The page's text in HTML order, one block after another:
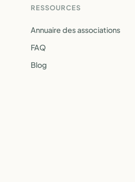
RESSOURCES
Annuaire des associations
FAQ
Blog